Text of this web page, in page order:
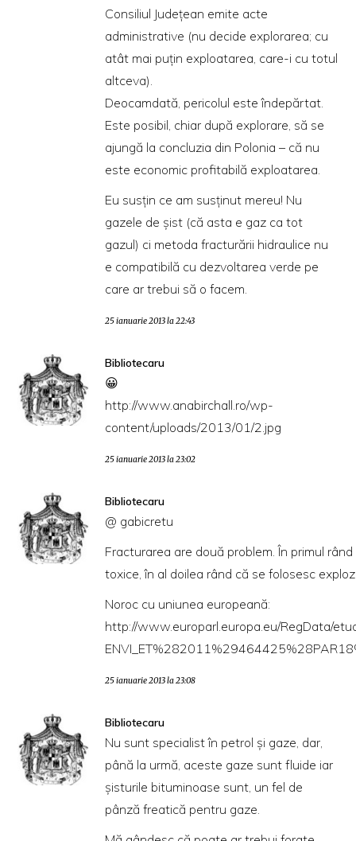
Consiliul Județean emite acte
administrative (nu decide explorarea; cu
atât mai puțin exploatarea, care-i cu totul
altceva).
Deocamdată, pericolul este îndepărtat.
Este posibil, chiar după explorare, să se
ajungă la concluzia din Polonia – că nu
este economic profitabilă exploatarea.
Eu susțin ce am susținut mereu! Nu
gazele de șist (că asta e gaz ca tot
gazul) ci metoda fracturării hidraulice nu
e compatibilă cu dezvoltarea verde pe
care ar trebui să o facem.
25 ianuarie 2013 la 22:43
Bibliotecaru
😀
http://www.anabirchall.ro/wp-
content/uploads/2013/01/2.jpg
25 ianuarie 2013 la 23:02
Bibliotecaru
@ gabicretu
Fracturarea are două problem. În primul
toxice, în al doilea rând că se folosesc
Noroc cu uniunea europeană:
http://www.europarl.europa.eu/RegData/
25 ianuarie 2013 la 23:08
Bibliotecaru
Nu sunt specialist în petrol şi gaze, dar,
până la urmă, aceste gaze sunt fluide iar
şisturile bituminoase sunt, un fel de
pânză freatică pentru gaze.